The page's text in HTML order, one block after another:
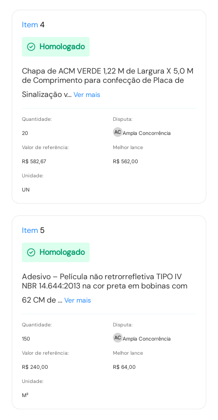
Item4
Homologado
Chapa de ACM VERDE 1,22 M de Largura X 5,0 M
de Comprimento para confecção de Placa de
Sinalização v... Ver mais
Quantidade:
20
Disputa:
Ampla Concorrência
Valor de referência:
R$ 582,67
Melhor lance
R$ 562,00
Unidade:
UN
Item 5
Homologado
Adesivo – Película não retrorrefletiva TIPO IV
NBR 14.644:2013 na cor preta em bobinas com
62 CM de ... Ver mais
Quantidade:
150
Disputa:
Ampla Concorrência
Valor de referência:
R$ 240,00
Melhor lance
R$ 64,00
Unidade:
M²